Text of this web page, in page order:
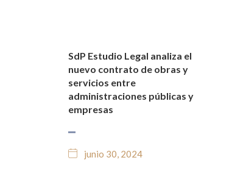
NOTICIAS Y BLOG JURÍDICO
SdP Estudio Legal analiza el
nuevo contrato de obras y
servicios entre
administraciones públicas y
empresas
junio 30, 2024